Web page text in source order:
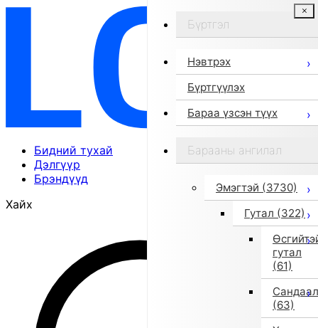
Бидний тухай
Дэлгүүр
Брэндүүд
Хайх
Бүртгэл
Нэвтрэх
Бүртгүүлэх
Бараа үзсэн түүх
Барааны ангилал
Эмэгтэй (3730)
Гутал (322)
гутал
(61)
Сандаал
(63)